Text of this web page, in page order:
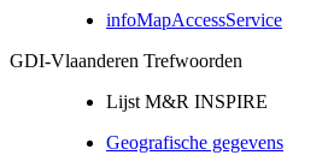
infoMapAccessService
GDI-Vlaanderen Trefwoorden
Lijst M&R INSPIRE
Geografische gegevens